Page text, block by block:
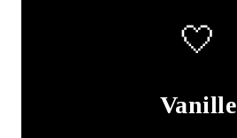
🤍
Vanille